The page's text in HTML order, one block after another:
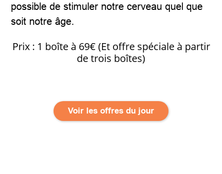
possible de stimuler notre cerveau quel que
soit notre âge.
Prix : 1 boîte à 69€ (Et offre spéciale à partir
de trois boîtes)
Voir les offres du jour